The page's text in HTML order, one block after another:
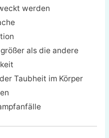
werden
als die andere
Taubheit im Körper